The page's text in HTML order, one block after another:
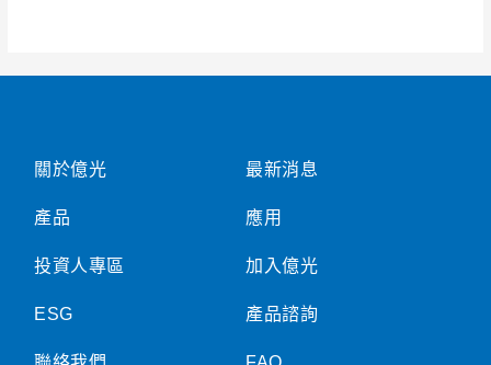
關於億光
產品
投資人專區
ESG
最新消息
應用
加入億光
產品諮詢